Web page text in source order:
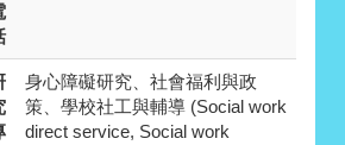
身心障礙研究、社會福利與政
策、學校社工與輔導 (Social work
direct service, Social work